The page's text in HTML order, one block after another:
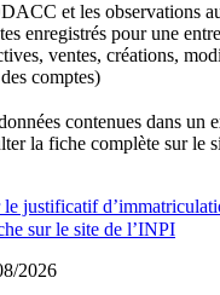
et les observations
enregistrés pour une
ventes, créations,
comptes)
contenues dans
la fiche complète sur le
le justificatif
sur le site de l’INPI
2026